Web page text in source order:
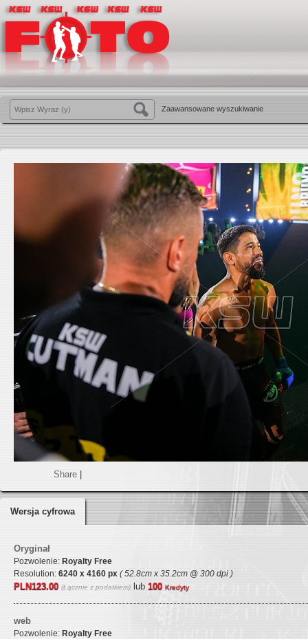
Zaawansowane wyszukiwanie
Share
Wersja cyfrowa
Oryginał
Pozwolenie: Royalty Free
Resolution: 6240 x 4160 px ( 52.8cm x 35.2cm @ 300 dpi )
PLN123.00 (Łącznie z podatkiem) lub 100 Kredyty
web
Pozwolenie: Royalty Free